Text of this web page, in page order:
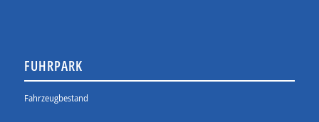
FUHRPARK
Fahrzeugbestand